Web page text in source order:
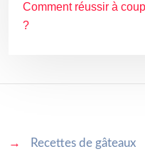
Comment réussir à
?
→ Recettes de gâteaux